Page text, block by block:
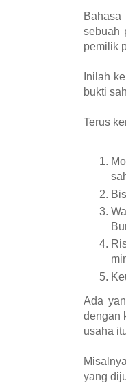
sebuah
pemilik
Inilah
bukti
Terus
Ada
dengan
usaha
yang